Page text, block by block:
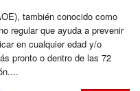
también conocido como
regular que ayuda a prevenir
en cualquier edad y/o
pronto o dentro de las 72